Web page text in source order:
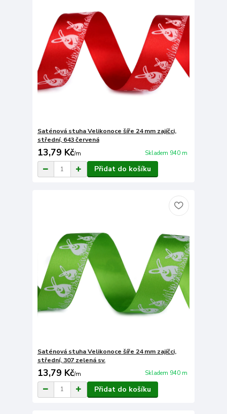
Saténová stuha Velikonoce šíře 24 mm zajíčci,
střední, 643 červená
13,79 Kč/m Skladem 940 m
Přidat do košíku
Saténová stuha Velikonoce šíře 24 mm zajíčci,
střední, 307 zelená sv.
13,79 Kč/m Skladem 940 m
Přidat do košíku